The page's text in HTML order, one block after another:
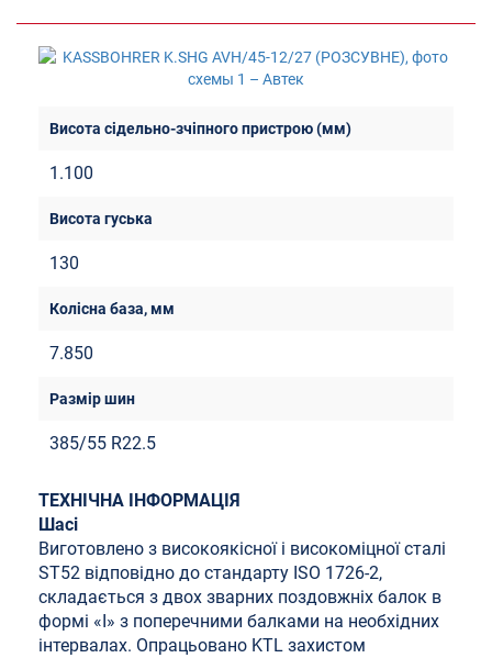
1.100
130
7.850
385/55 R22.5
ТЕХНІЧНА ІНФОРМАЦІЯ
Шасі
Виготовлено з високоякісної і високоміцної сталі
ST52 відповідно до стандарту ISO 1726-2,
складається з двох зварних поздовжніх балок в
формі «I» з поперечними балками на необхідних
інтервалах. Опрацьовано KTL захистом